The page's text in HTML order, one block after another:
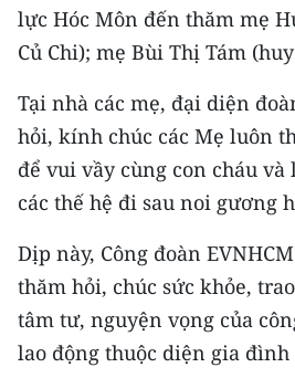
Media Pháp luật
Media Thế giới
Media Thể thao
Media Y tế
Media Khoa học - Công nghệ
lực Hóc Môn đến thăm mẹ
Củ Chi); mẹ Bùi Thị Tám
Tại nhà các mẹ, đại diện
hỏi, kính chúc các Mẹ luôn
để vui vầy cùng con cháu và
các thế hệ đi sau noi gương
Dịp này, Công đoàn
thăm hỏi, chúc sức khỏe,
tâm tư, nguyện vọng của
lao động thuộc diện gia đình